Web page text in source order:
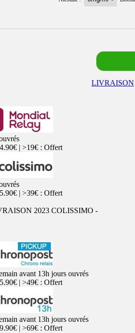
LIVRAISON
| >19€ : Offert
| >39€ : Offert
2023 COLISSIMO -
avant 13h jours ouvrés
| >49€ : Offert
avant 13h jours ouvrés
| >69€ : Offert